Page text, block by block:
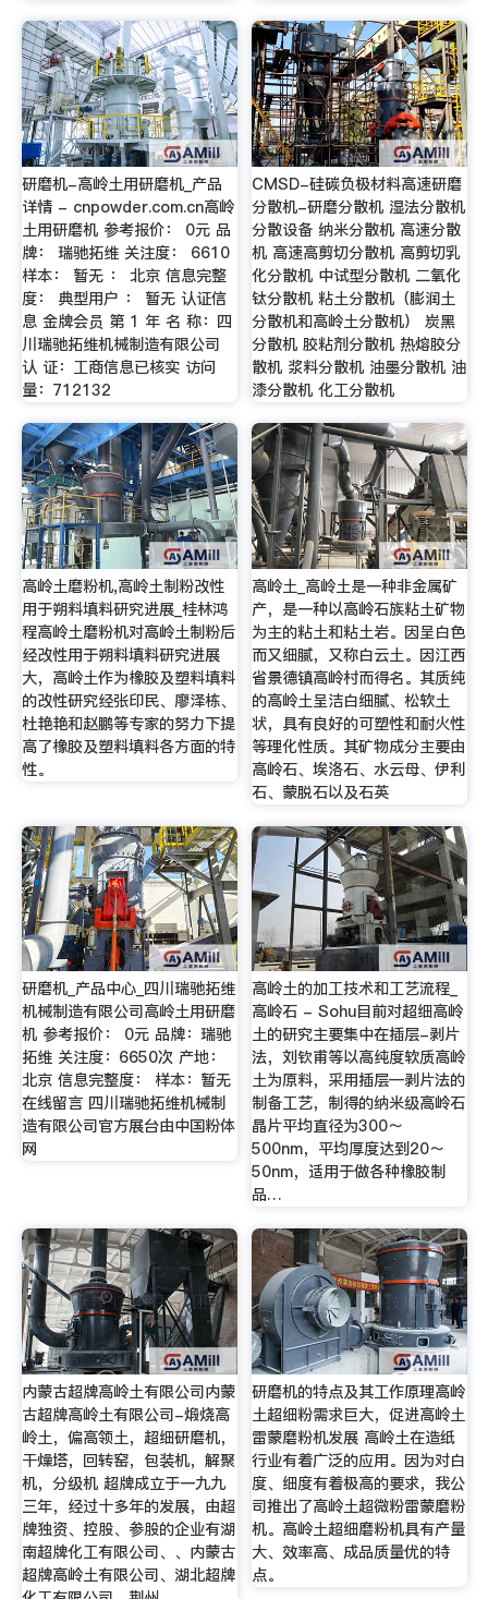
研磨机-高岭土用研磨机_产品
详情 - cnpowder.com.cn高岭
土用研磨机 参考报价： 0元 品
牌： 瑞驰拓维 关注度： 6610
样本： 暂无 ： 北京 信息完整
度： 典型用户 ： 暂无 认证信
息 金牌会员 第 1 年 名 称：四
川瑞驰拓维机械制造有限公司
认 证：工商信息已核实 访问
量：712132
CMSD-硅碳负极材料高速研磨
分散机-研磨分散机 湿法分散机
分散设备 纳米分散机 高速分散
机 高速高剪切分散机 高剪切乳
化分散机 中试型分散机 二氧化
钛分散机 粘土分散机（膨润土
分散机和高岭土分散机） 炭黑
分散机 胶粘剂分散机 热熔胶分
散机 浆料分散机 油墨分散机 油
漆分散机 化工分散机
高岭土磨粉机,高岭土制粉改性
用于朔料填料研究进展_桂林鸿
程高岭土磨粉机对高岭土制粉后
经改性用于朔料填料研究进展
大，高岭土作为橡胶及塑料填料
的改性研究经张印民、廖泽栋、
杜艳艳和赵鹏等专家的努力下提
高了橡胶及塑料填料各方面的特
性。
高岭土_高岭土是一种非金属矿
产，是一种以高岭石族粘土矿物
为主的粘土和粘土岩。因呈白色
而又细腻，又称白云土。因江西
省景德镇高岭村而得名。其质纯
的高岭土呈洁白细腻、松软土
状，具有良好的可塑性和耐火性
等理化性质。其矿物成分主要由
高岭石、埃洛石、水云母、伊利
石、蒙脱石以及石英
研磨机_产品中心_四川瑞驰拓维
机械制造有限公司高岭土用研磨
机 参考报价： 0元 品牌：瑞驰
拓维 关注度：6650次 产地：
北京 信息完整度： 样本：暂无
在线留言 四川瑞驰拓维机械制
造有限公司官方展台由中国粉体
网
高岭土的加工技术和工艺流程_
高岭石 - Sohu目前对超细高岭
土的研究主要集中在插层-剥片
法，刘钦甫等以高纯度软质高岭
土为原料，采用插层—剥片法的
制备工艺，制得的纳米级高岭石
晶片平均直径为300～
500nm，平均厚度达到20～
50nm，适用于做各种橡胶制
品…
内蒙古超牌高岭土有限公司内蒙
古超牌高岭土有限公司-煅烧高
岭土，偏高领土，超细研磨机，
干燥塔，回转窑，包装机，解聚
机，分级机 超牌成立于一九九
三年，经过十多年的发展，由超
牌独资、控股、参股的企业有湖
南超牌化工有限公司、、内蒙古
超牌高岭土有限公司、湖北超牌
研磨机的特点及其工作原理高岭
土超细粉需求巨大，促进高岭土
雷蒙磨粉机发展 高岭土在造纸
行业有着广泛的应用。因为对白
度、细度有着极高的要求，我公
司推出了高岭土超微粉雷蒙磨粉
机。高岭土超细磨粉机具有产量
大、效率高、成品质量优的特
点。